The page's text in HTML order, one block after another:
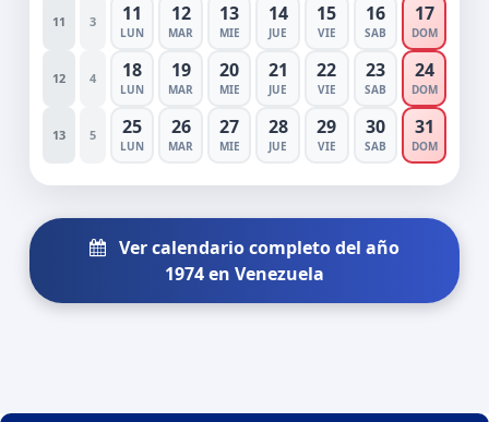
11 3 11
LUN
12
MAR
13
MIE
14
JUE
15
VIE
16
SAB
17
DOM
12 4 18
LUN
19
MAR
20
MIE
21
JUE
22
VIE
23
SAB
24
DOM
13 5 25
LUN
26
MAR
27
MIE
28
JUE
29
VIE
30
SAB
31
DOM
Ver calendario completo del año
1974 en Venezuela